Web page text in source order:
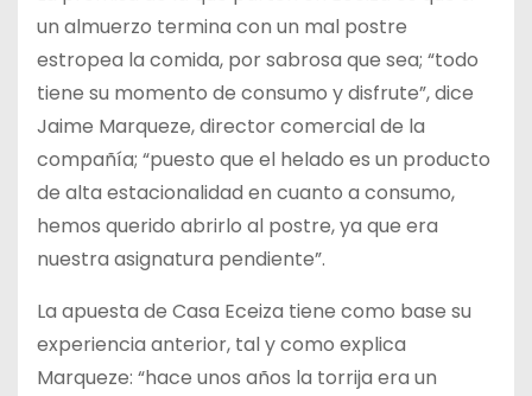
un almuerzo termina con un mal postre
estropea la comida, por sabrosa que sea; “todo
tiene su momento de consumo y disfrute”, dice
Jaime Marqueze, director comercial de la
compañía; “puesto que el helado es un producto
de alta estacionalidad en cuanto a consumo,
hemos querido abrirlo al postre, ya que era
nuestra asignatura pendiente”.
La apuesta de Casa Eceiza tiene como base su
experiencia anterior, tal y como explica
Marqueze: “hace unos años la torrija era un